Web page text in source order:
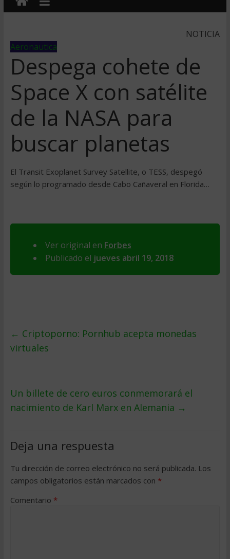
NOTICIA
Aeronautica
Despega cohete de
Space X con satélite
de la NASA para
buscar planetas
El Transit Exoplanet Survey Satellite, o TESS, despegó
según lo programado desde Cabo Cañaveral en Florida…
Ver original en Forbes
Publicado el jueves abril 19, 2018
← Criptoporno: Pornhub acepta monedas
virtuales
Un billete de cero euros conmemorará el
nacimiento de Karl Marx en Alemania →
Deja una respuesta
Tu dirección de correo electrónico no será publicada. Los
campos obligatorios están marcados con *
Comentario *